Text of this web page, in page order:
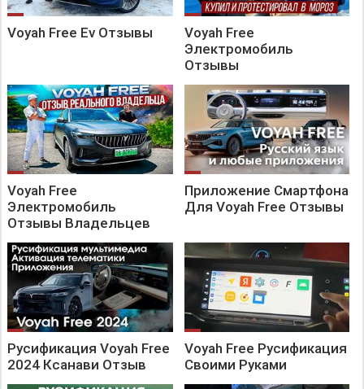
Voyah Free Ev Отзывы
Voyah Free
Электромобиль
Отзывы
Voyah Free
Электромобиль
Отзывы Владельцев
Приложение Смартфона
Для Voyah Free Отзывы
Русификация Voyah Free
2024 Ксанави Отзыв
Voyah Free Русификация
Своими Руками